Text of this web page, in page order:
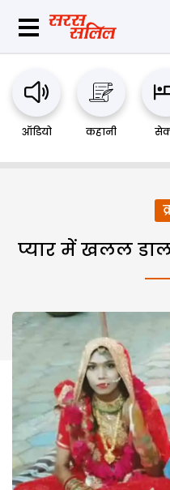
ऑडियो कहानी
प्यार में खलल